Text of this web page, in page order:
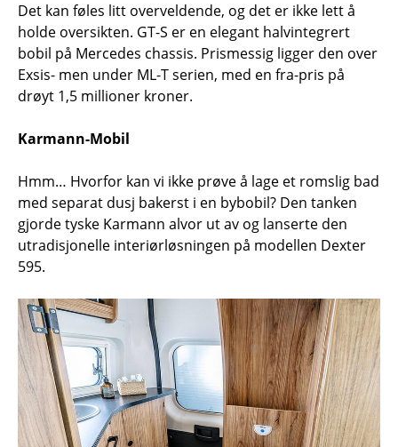
Det kan føles litt overveldende, og det er ikke lett å
holde oversikten. GT-S er en elegant halvintegrert
bobil på Mercedes chassis. Prismessig ligger den over
Exsis- men under ML-T serien, med en fra-pris på
drøyt 1,5 millioner kroner.
Karmann-Mobil
Hmm… Hvorfor kan vi ikke prøve å lage et romslig bad
med separat dusj bakerst i en bybobil? Den tanken
gjorde tyske Karmann alvor ut av og lanserte den
utradisjonelle interiørløsningen på modellen Dexter
595.